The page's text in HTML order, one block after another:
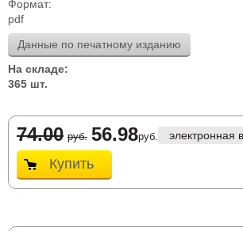
Формат:
pdf
Данные по печатному изданию
На складе:
365 шт.
74.00 руб. 56.98руб. электронная
Купить